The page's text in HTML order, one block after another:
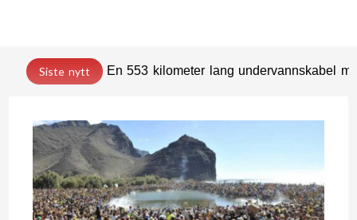
Siste nytt En 553 kilometer lang undervannskabel